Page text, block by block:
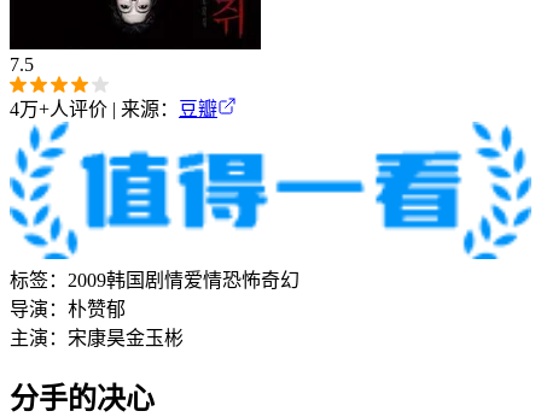
7.5
4万+人评价 | 来源： 豆瓣
标签： 2009韩国 剧情爱情恐怖奇幻
导演： 朴赞郁
主演： 宋康昊金玉彬
分手的决心